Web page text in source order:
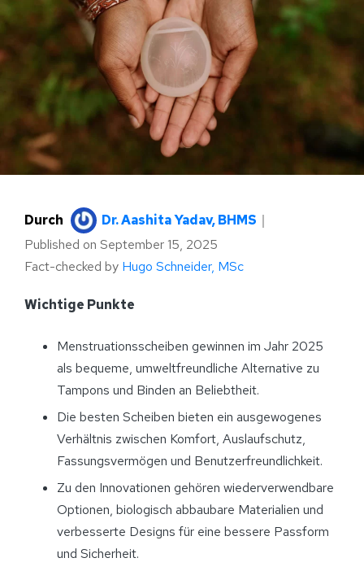
Durch Dr. Aashita Yadav, BHMS ｜
Published on September 15, 2025
Fact-checked by Hugo Schneider, MSc
Wichtige Punkte
Menstruationsscheiben gewinnen im Jahr 2025
als bequeme, umweltfreundliche Alternative zu
Tampons und Binden an Beliebtheit.
Die besten Scheiben bieten ein ausgewogenes
Verhältnis zwischen Komfort, Auslaufschutz,
Fassungsvermögen und Benutzerfreundlichkeit.
Zu den Innovationen gehören wiederverwendbare
Optionen, biologisch abbaubare Materialien und
verbesserte Designs für eine bessere Passform
und Sicherheit.